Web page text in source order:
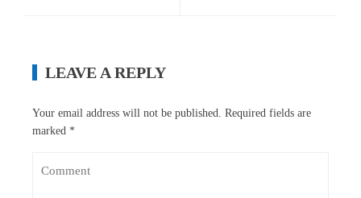
LEAVE A REPLY
Your email address will not be published. Required fields are
marked *